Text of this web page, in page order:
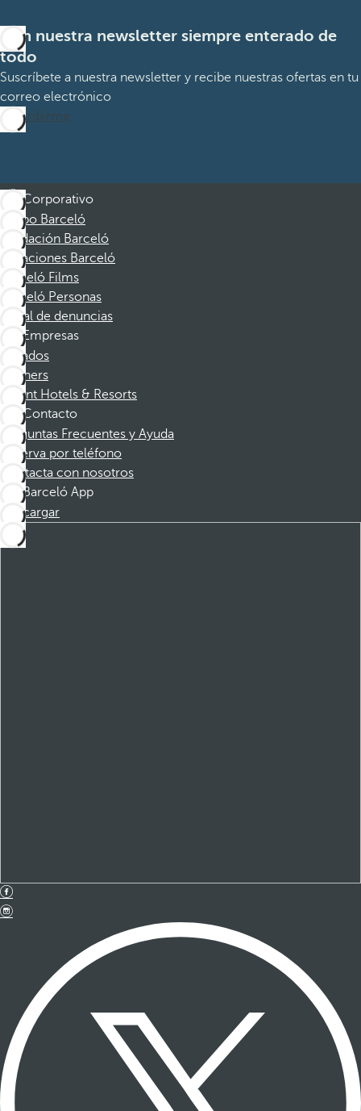
Con nuestra newsletter siempre enterado de
todo
Suscríbete a nuestra newsletter y recibe nuestras ofertas en tu
correo electrónico
Suscribirme
Corporativo
Grupo Barceló
Fundación Barceló
Vacaciones Barceló
Barceló Films
Barceló Personas
Canal de denuncias
Empresas
Afiliados
Partners
Dorint Hotels & Resorts
Contacto
Preguntas Frecuentes y Ayuda
Reserva por teléfono
Contacta con nosotros
Barceló App
Descargar